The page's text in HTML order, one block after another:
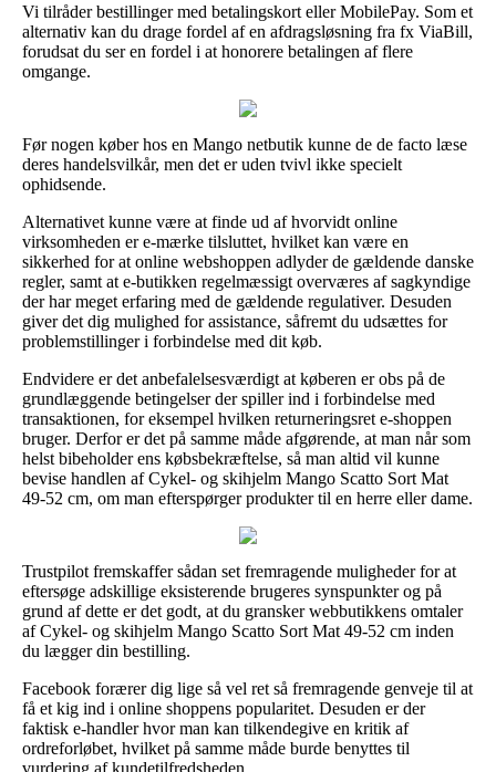
Vi tilråder bestillinger med betalingskort eller MobilePay. Som et
alternativ kan du drage fordel af en afdragsløsning fra fx ViaBill,
forudsat du ser en fordel i at honorere betalingen af flere
omgange.
Før nogen køber hos en Mango netbutik kunne de de facto læse
deres handelsvilkår, men det er uden tvivl ikke specielt
ophidsende.
Alternativet kunne være at finde ud af hvorvidt online
virksomheden er e-mærke tilsluttet, hvilket kan være en
sikkerhed for at online webshoppen adlyder de gældende danske
regler, samt at e-butikken regelmæssigt overværes af sagkyndige
der har meget erfaring med de gældende regulativer. Desuden
giver det dig mulighed for assistance, såfremt du udsættes for
problemstillinger i forbindelse med dit køb.
Endvidere er det anbefalelsesværdigt at køberen er obs på de
grundlæggende betingelser der spiller ind i forbindelse med
transaktionen, for eksempel hvilken returneringsret e-shoppen
bruger. Derfor er det på samme måde afgørende, at man når som
helst bibeholder ens købsbekræftelse, så man altid vil kunne
bevise handlen af Cykel- og skihjelm Mango Scatto Sort Mat
49-52 cm, om man efterspørger produkter til en herre eller dame.
Trustpilot fremskaffer sådan set fremragende muligheder for at
eftersøge adskillige eksisterende brugeres synspunkter og på
grund af dette er det godt, at du gransker webbutikkens omtaler
af Cykel- og skihjelm Mango Scatto Sort Mat 49-52 cm inden
du lægger din bestilling.
Facebook forærer dig lige så vel ret så fremragende genveje til at
få et kig ind i online shoppens popularitet. Desuden er der
faktisk e-handler hvor man kan tilkendegive en kritik af
ordreforløbet, hvilket på samme måde burde benyttes til
vurdering af kundetilfredsheden.